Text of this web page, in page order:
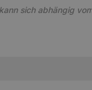
sich abhängig